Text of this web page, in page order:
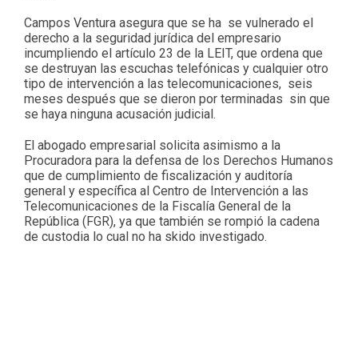
Campos Ventura asegura que se ha se vulnerado el
derecho a la seguridad jurídica del empresario
incumpliendo el artículo 23 de la LEIT, que ordena que
se destruyan las escuchas telefónicas y cualquier otro
tipo de intervención a las telecomunicaciones, seis
meses después que se dieron por terminadas sin que
se haya ninguna acusación judicial.
El abogado empresarial solicita asimismo a la
Procuradora para la defensa de los Derechos Humanos
que de cumplimiento de fiscalización y auditoría
general y específica al Centro de Intervención a las
Telecomunicaciones de la Fiscalía General de la
República (FGR), ya que también se rompió la cadena
de custodia lo cual no ha skido investigado.